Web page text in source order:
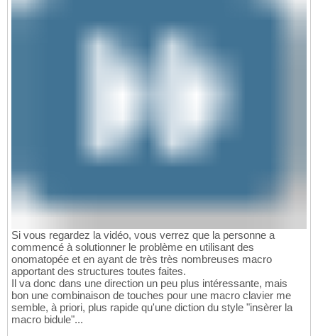
Si vous regardez la vidéo, vous verrez que la personne a
commencé à solutionner le problème en utilisant des
onomatopée et en ayant de très très nombreuses macro
apportant des structures toutes faites.
Il va donc dans une direction un peu plus intéressante, mais
bon une combinaison de touches pour une macro clavier me
semble, à priori, plus rapide qu'une diction du style "insèrer la
macro bidule"...